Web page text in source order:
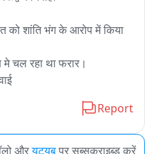
शांति भंग के आरोप में किया
मे चल रहा था फरार।
Report
औरयूट्यूबपर सब्सक्राइब्ड करें